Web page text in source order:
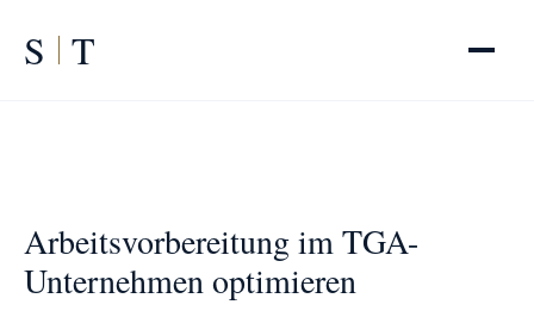
S T
Arbeitsvorbereitung im TGA-
Unternehmen optimieren